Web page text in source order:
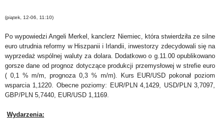
(piątek, 12-06, 11:10)
Po wypowiedzi Angeli Merkel, kanclerz Niemiec, która stwierdziła ze silne
euro utrudnia reformy w Hiszpanii i Irlandii, inwestorzy zdecydowali się na
wyprzedaż wspólnej waluty za dolara. Dodatkowo o g.11.00 opublikowano
gorsze dane od prognoz dotyczące produkcji przemysłowej w strefie euro
( 0,1 % m/m, prognoza 0,3 % m/m). Kurs EUR/USD pokonał poziom
wsparcia 1,1220. Obecne poziomy: EUR/PLN 4,1429, USD/PLN 3,7097,
GBP/PLN 5,7440, EUR/USD 1,1169.
Wydarzenia: